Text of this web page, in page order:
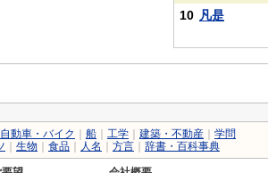
10 凡是
自動車・バイク 船 工学 建築・不動産
学問
生物 食品 人名 方言 辞書・百科事典